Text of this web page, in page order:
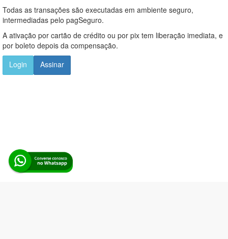
Todas as transações são executadas em ambiente seguro,
intermediadas pelo pagSeguro.
A ativação por cartão de crédito ou por pix tem liberação imediata, e
por boleto depois da compensação.
Login
Assinar